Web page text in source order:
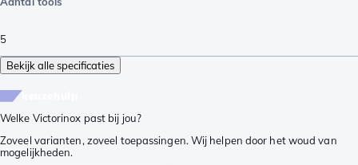
5
Bekijk alle specificaties
Welke Victorinox past bij jou?
Zoveel varianten, zoveel toepassingen. Wij helpen door het woud van
mogelijkheden.